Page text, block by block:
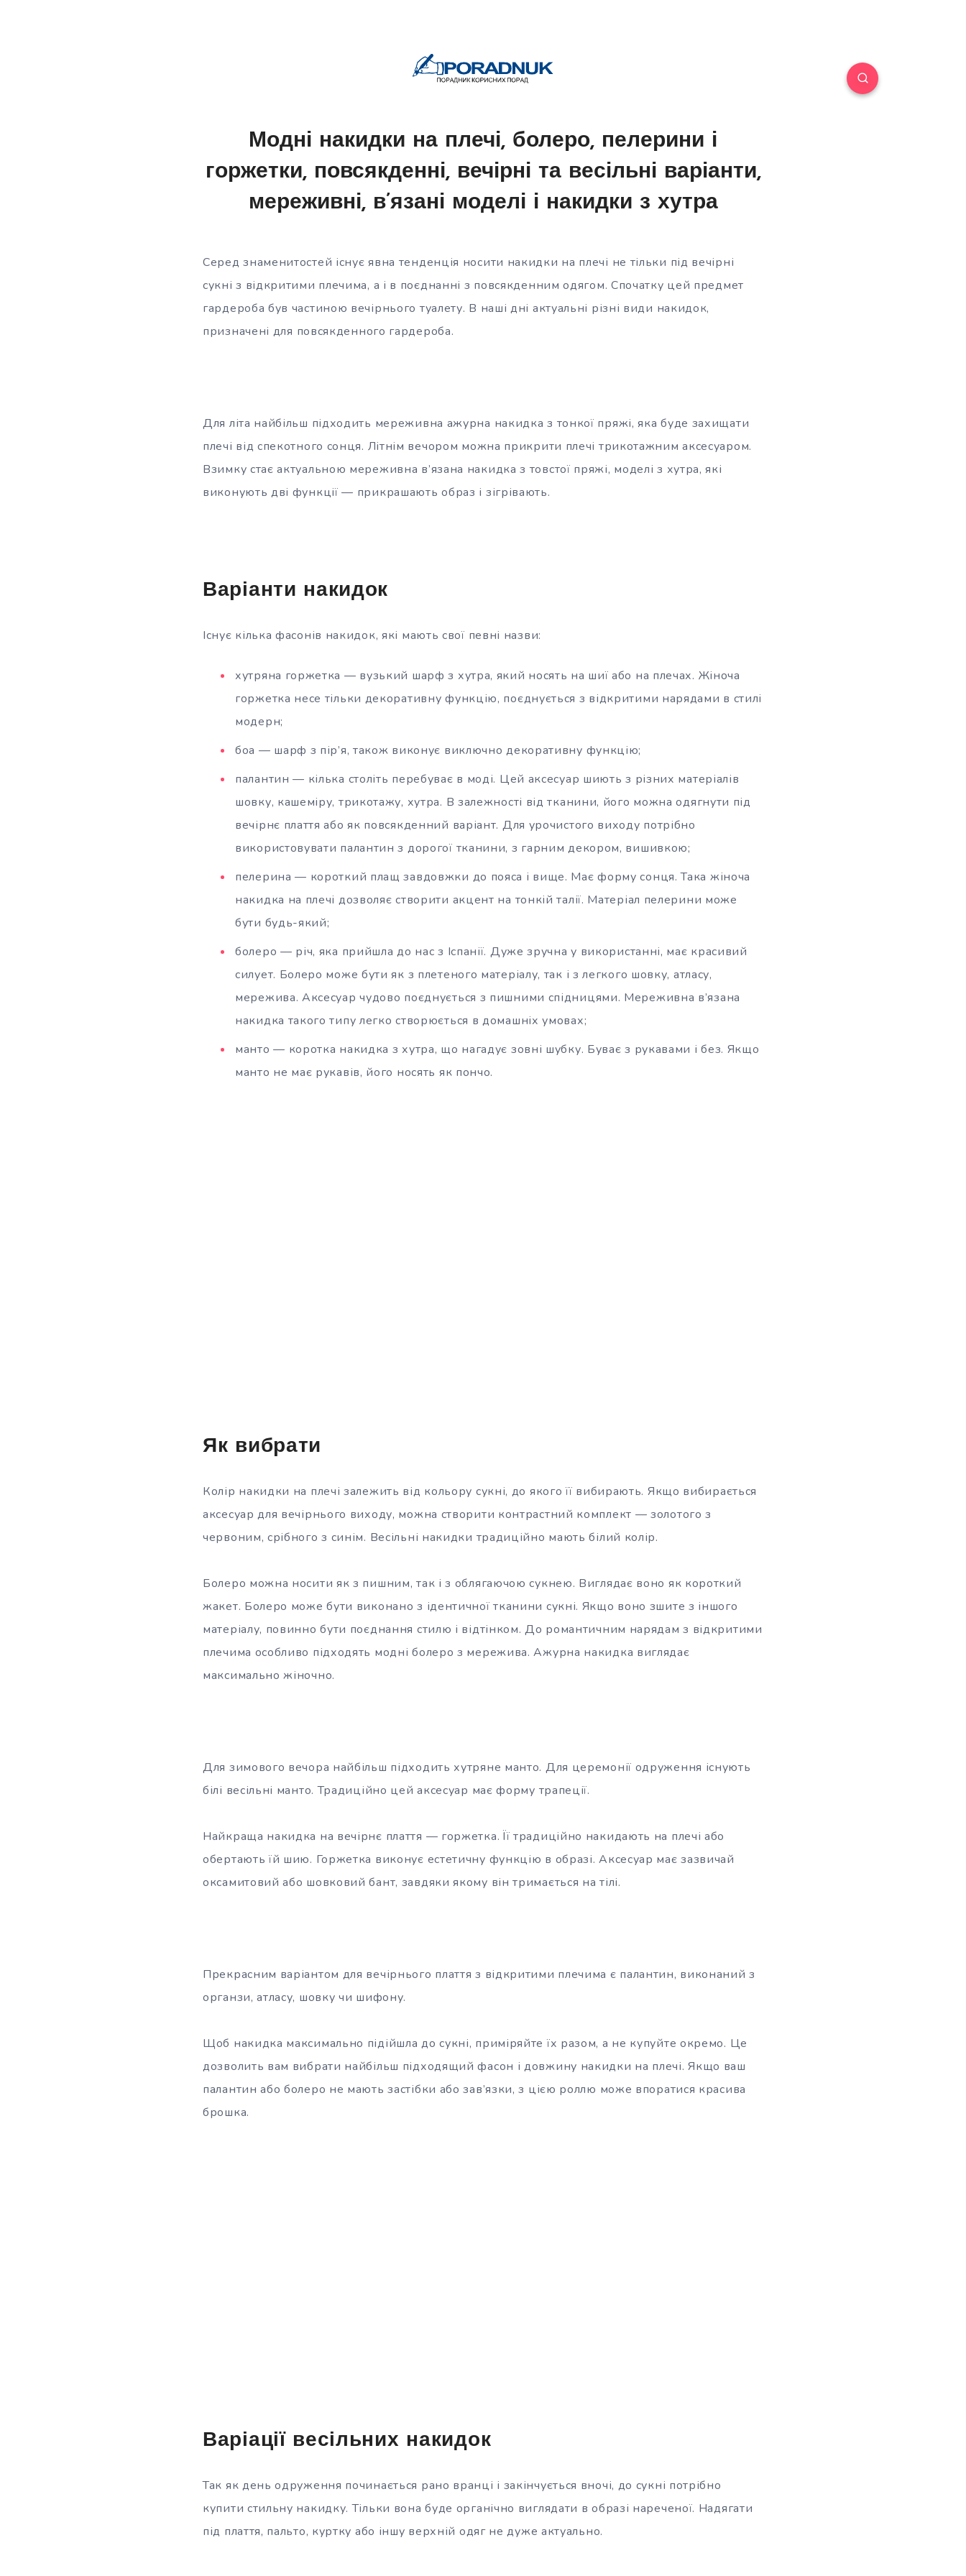
Модні накидки на плечі, болеро, пелерини і
горжетки, повсякденні, вечірні та весільні варіанти,
мереживні, в’язані моделі і накидки з хутра
Серед знаменитостей існує явна тенденція носити накидки на плечі не тільки під вечірні
сукні з відкритими плечима, а і в поєднанні з повсякденним одягом. Спочатку цей предмет
гардероба був частиною вечірнього туалету. В наші дні актуальні різні види накидок,
призначені для повсякденного гардероба.
Для літа найбільш підходить мереживна ажурна накидка з тонкої пряжі, яка буде захищати
плечі від спекотного сонця. Літнім вечором можна прикрити плечі трикотажним аксесуаром.
Взимку стає актуальною мереживна в’язана накидка з товстої пряжі, моделі з хутра, які
виконують дві функції — прикрашають образ і зігрівають.
Варіанти накидок
Існує кілька фасонів накидок, які мають свої певні назви:
хутряна горжетка — вузький шарф з хутра, який носять на шиї або на плечах. Жіноча
горжетка несе тільки декоративну функцію, поєднується з відкритими нарядами в стилі
модерн;
боа — шарф з пір’я, також виконує виключно декоративну функцію;
палантин — кілька століть перебуває в моді. Цей аксесуар шиють з різних матеріалів
шовку, кашеміру, трикотажу, хутра. В залежності від тканини, його можна одягнути під
вечірнє плаття або як повсякденний варіант. Для урочистого виходу потрібно
використовувати палантин з дорогої тканини, з гарним декором, вишивкою;
пелерина — короткий плащ завдовжки до пояса і вище. Має форму сонця. Така жіноча
накидка на плечі дозволяє створити акцент на тонкій талії. Матеріал пелерини може
бути будь-який;
болеро — річ, яка прийшла до нас з Іспанії. Дуже зручна у використанні, має красивий
силует. Болеро може бути як з плетеного матеріалу, так і з легкого шовку, атласу,
мережива. Аксесуар чудово поєднується з пишними спідницями. Мереживна в’язана
накидка такого типу легко створюється в домашніх умовах;
манто — коротка накидка з хутра, що нагадує зовні шубку. Буває з рукавами і без. Якщо
манто не має рукавів, його носять як пончо.
Як вибрати
Колір накидки на плечі залежить від кольору сукні, до якого її вибирають. Якщо вибирається
аксесуар для вечірнього виходу, можна створити контрастний комплект — золотого з
червоним, срібного з синім. Весільні накидки традиційно мають білий колір.
Болеро можна носити як з пишним, так і з облягаючою сукнею. Виглядає воно як короткий
жакет. Болеро може бути виконано з ідентичної тканини сукні. Якщо воно зшите з іншого
матеріалу, повинно бути поєднання стилю і відтінком. До романтичним нарядам з відкритими
плечима особливо підходять модні болеро з мережива. Ажурна накидка виглядає
максимально жіночно.
Для зимового вечора найбільш підходить хутряне манто. Для церемонії одруження існують
білі весільні манто. Традиційно цей аксесуар має форму трапеції.
Найкраща накидка на вечірнє плаття — горжетка. Її традиційно накидають на плечі або
обертають їй шию. Горжетка виконує естетичну функцію в образі. Аксесуар має зазвичай
оксамитовий або шовковий бант, завдяки якому він тримається на тілі.
Прекрасним варіантом для вечірнього плаття з відкритими плечима є палантин, виконаний з
органзи, атласу, шовку чи шифону.
Щоб накидка максимально підійшла до сукні, приміряйте їх разом, а не купуйте окремо. Це
дозволить вам вибрати найбільш підходящий фасон і довжину накидки на плечі. Якщо ваш
палантин або болеро не мають застібки або зав’язки, з цією роллю може впоратися красива
брошка.
Варіації весільних накидок
Так як день одруження починається рано вранці і закінчується вночі, до сукні потрібно
купити стильну накидку. Тільки вона буде органічно виглядати в образі нареченої. Надягати
під плаття, пальто, куртку або іншу верхній одяг не дуже актуально.